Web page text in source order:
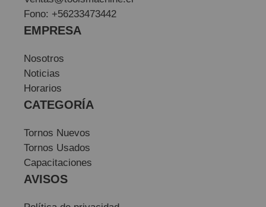
Fono: +56233473442
EMPRESA
Nosotros
Noticias
Horarios
CATEGORÍA
Tornos Nuevos
Tornos Usados
Capacitaciones
AVISOS